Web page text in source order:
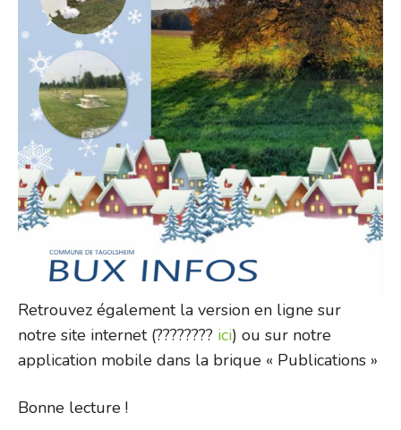
Retrouvez également la version en ligne sur
notre site internet (???????? ici) ou sur notre
application mobile dans la brique « Publications »
Bonne lecture !